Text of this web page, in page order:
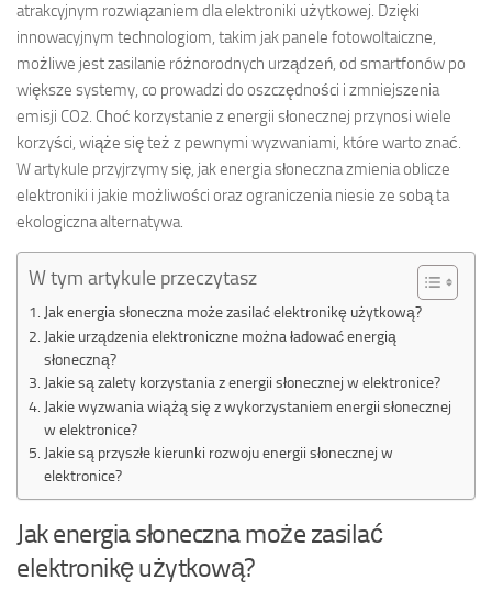
atrakcyjnym rozwiązaniem dla elektroniki użytkowej. Dzięki
innowacyjnym technologiom, takim jak panele fotowoltaiczne,
możliwe jest zasilanie różnorodnych urządzeń, od smartfonów po
większe systemy, co prowadzi do oszczędności i zmniejszenia
emisji CO2. Choć korzystanie z energii słonecznej przynosi wiele
korzyści, wiąże się też z pewnymi wyzwaniami, które warto znać.
W artykule przyjrzymy się, jak energia słoneczna zmienia oblicze
elektroniki i jakie możliwości oraz ograniczenia niesie ze sobą ta
ekologiczna alternatywa.
W tym artykule przeczytasz
Jak energia słoneczna może zasilać elektronikę użytkową?
Jakie urządzenia elektroniczne można ładować energią
słoneczną?
Jakie są zalety korzystania z energii słonecznej w elektronice?
Jakie wyzwania wiążą się z wykorzystaniem energii słonecznej
w elektronice?
Jakie są przyszłe kierunki rozwoju energii słonecznej w
elektronice?
Jak energia słoneczna może zasilać
elektronikę użytkową?